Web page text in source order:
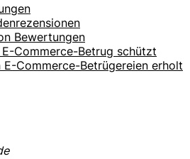
Bewertungen
Commerce-Betrug schützt
E-Commerce-Betrügereien erholt